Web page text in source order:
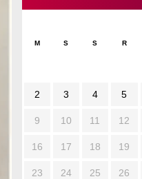
M S S R
2 3 4 5
9 10 11 12
16 17 18 19
23 24 25 26